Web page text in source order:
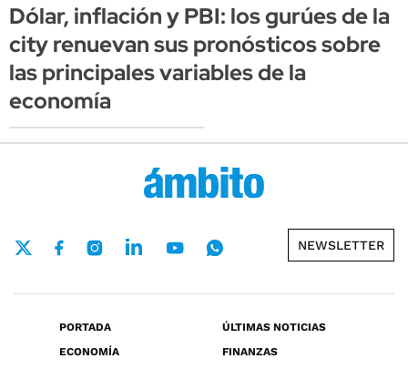
Dólar, inflación y PBI: los gurúes de la
city renuevan sus pronósticos sobre
las principales variables de la
economía
NEWSLETTER
PORTADA
ÚLTIMAS NOTICIAS
ECONOMÍA
FINANZAS